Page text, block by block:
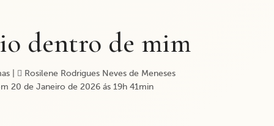
dentro de mim
Rosilene Rodrigues Neves de Meneses
20 de Janeiro de 2026 ás 19h 41min